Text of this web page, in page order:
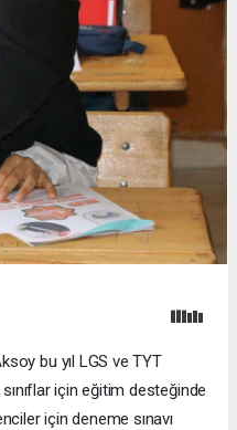
bu yıl LGS ve TYT
sınıflar için eğitim desteğinde
için deneme sınavı